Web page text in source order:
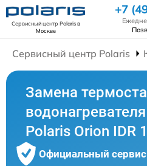
Сервисный центр Polarisв
Москве
+7
Сервисный центр Polaris
Замена
водонагревателя
Polaris Orion IDR
Официальный сервис